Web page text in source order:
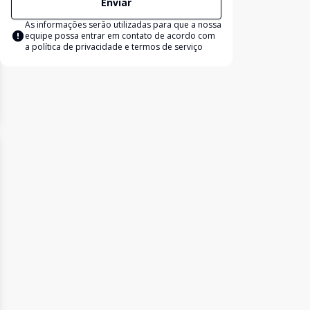
As informações serão utilizadas para que a nossa
equipe possa entrar em contato de acordo com
a política de privacidade e termos de serviço